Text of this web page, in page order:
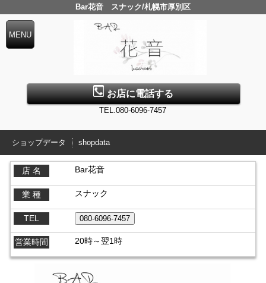
Bar花音 スナック/札幌市厚別区
お店に電話する
TEL.080-6096-7457
ショップデータ shopdata
店 名 Bar花音
業 種 スナック
TEL
営業時間 20時～翌1時